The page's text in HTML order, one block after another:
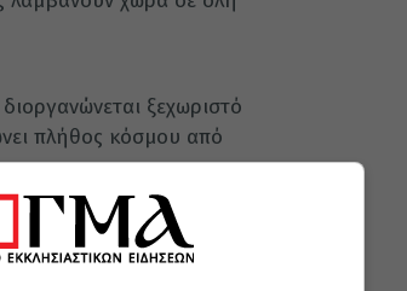
ξεχωριστό
πλήθος κόσμου από
από την Villa Verde
της Φανερωμένης
σπουδαιότερα μνημεία